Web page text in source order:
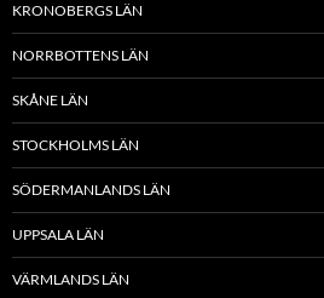
KRONOBERGS LÄN
NORRBOTTENS LÄN
SKÅNE LÄN
STOCKHOLMS LÄN
SÖDERMANLANDS LÄN
UPPSALA LÄN
VÄRMLANDS LÄN